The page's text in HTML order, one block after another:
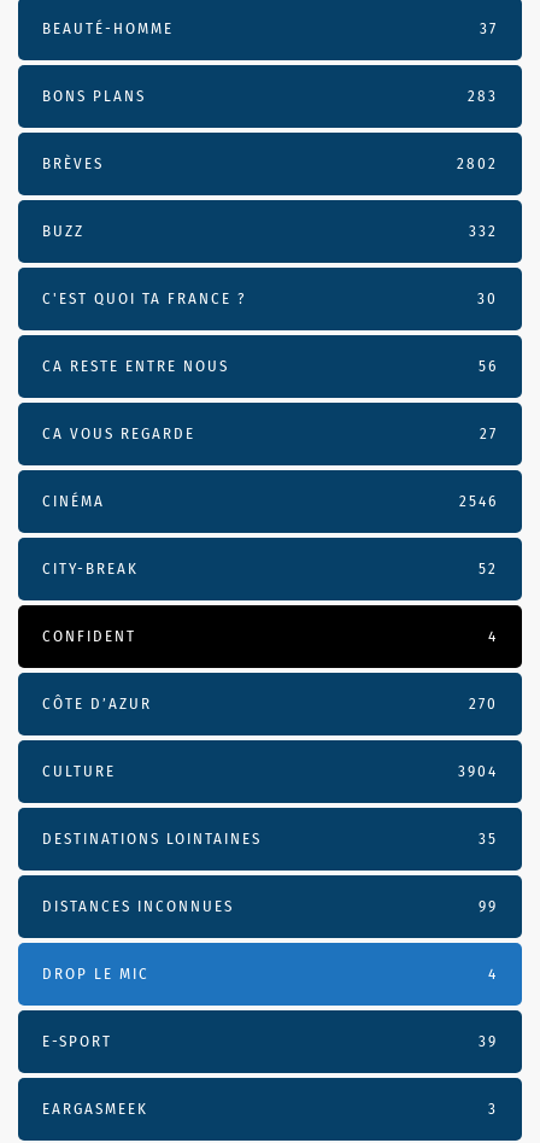
BEAUTÉ-HOMME 37
BONS PLANS 283
BRÈVES 2802
BUZZ 332
C'EST QUOI TA FRANCE ? 30
CA RESTE ENTRE NOUS 56
CA VOUS REGARDE 27
CINÉMA 2546
CITY-BREAK 52
CONFIDENT 4
CÔTE D’AZUR 270
CULTURE 3904
DESTINATIONS LOINTAINES 35
DISTANCES INCONNUES 99
DROP LE MIC 4
E-SPORT 39
EARGASMEEK 3